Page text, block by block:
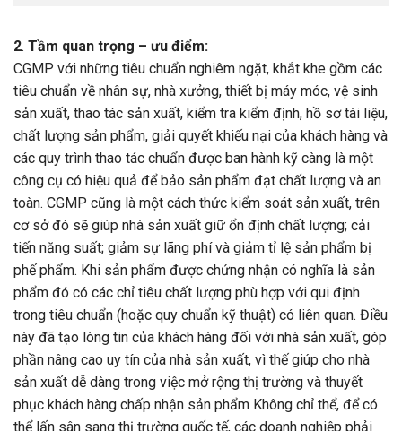
2. Tầm quan trọng – ưu điểm:
CGMP với những tiêu chuẩn nghiêm ngặt, khắt khe gồm các
tiêu chuẩn về nhân sự, nhà xưởng, thiết bị máy móc, vệ sinh
sản xuất, thao tác sản xuất, kiểm tra kiểm định, hồ sơ tài liệu,
chất lượng sản phẩm, giải quyết khiếu nại của khách hàng và
các quy trình thao tác chuẩn được ban hành kỹ càng là một
công cụ có hiệu quả để bảo sản phẩm đạt chất lượng và an
toàn. CGMP cũng là một cách thức kiểm soát sản xuất, trên
cơ sở đó sẽ giúp nhà sản xuất giữ ổn định chất lượng; cải
tiến năng suất; giảm sự lãng phí và giảm tỉ lệ sản phẩm bị
phế phẩm. Khi sản phẩm được chứng nhận có nghĩa là sản
phẩm đó có các chỉ tiêu chất lượng phù hợp với qui định
trong tiêu chuẩn (hoặc quy chuẩn kỹ thuật) có liên quan. Điều
này đã tạo lòng tin của khách hàng đối với nhà sản xuất, góp
phần nâng cao uy tín của nhà sản xuất, vì thế giúp cho nhà
sản xuất dễ dàng trong việc mở rộng thị trường và thuyết
phục khách hàng chấp nhận sản phẩm Không chỉ thể, để có
thể lấn sân sang thị trường quốc tế, các doanh nghiệp phải